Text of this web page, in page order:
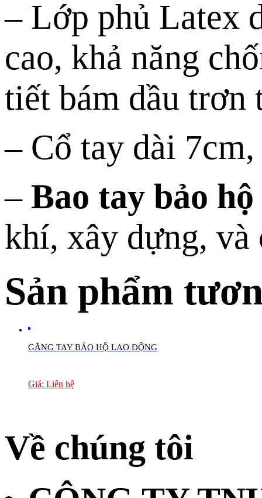
– Lớp phủ Latex
cao, khả năng
tiết bám dầu trơn
– Cổ tay dài
– Bao tay bảo hộ
khí, xây dựng, và
Sản phẩm
GĂNG TAY BẢO HỘ LAO ĐỘNG
Giá: Liên hệ
Về chúng tôi